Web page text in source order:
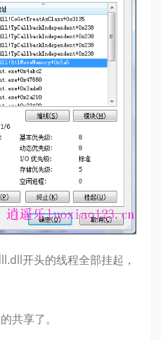
开头的线程全部挂起，
共享了。